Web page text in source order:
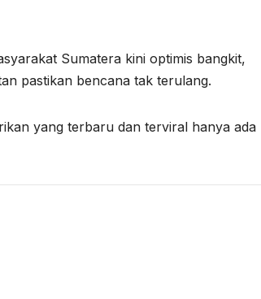
Sumatera kini optimis bangkit,
pastikan bencana tak terulang.
yang terbaru dan terviral hanya ada